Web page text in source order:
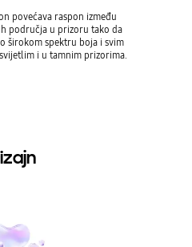
povećava raspon između
područja u prizoru tako da
širokom spektru boja i svim
i u tamnim prizorima.